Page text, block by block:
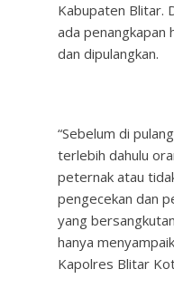
Kabupaten Blitar.
ada penangkapan
dan dipulangkan.
“Sebelum di
terlebih dahulu
peternak atau
pengecekan dan
yang
hanya
Kapolres Blitar